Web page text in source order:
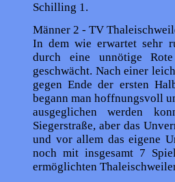
Schilling 1.
Männer 2 - TV
In dem wie erwartet sehr
durch eine unnötige
geschwächt. Nach einer
gegen Ende der ersten
begann man hoff­nungsvoll
ausgeglichen werden
Siegerstraße, aber das
und vor allem das eigene
noch mit insgesamt 7
ermöglichten